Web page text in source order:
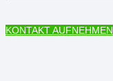
KONTAKT AUFNEHMEN